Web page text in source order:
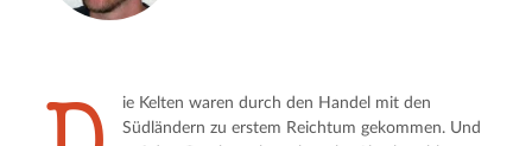
ie Kelten waren durch den Handel mit den
Südländern zu erstem Reichtum gekommen. Und